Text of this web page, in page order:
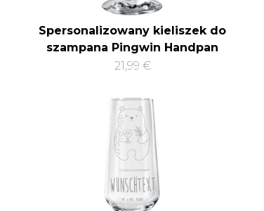
Spersonalizowany kieliszek do
szampana Pingwin Handpan
21,99 €